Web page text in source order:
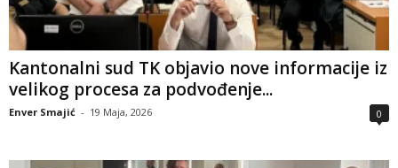
Kantonalni sud TK objavio nove informacije iz
velikog procesa za podvođenje...
Enver Smajić - 19 Maja, 2026 0